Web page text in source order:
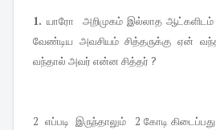
1.யாரோ அறிமுகம் இல்லாத ஆட்களிடம்
வேண்டிய அவசியம் சித்தருக்கு ஏன்
வந்தால் அவர் என்ன சித்தர் ?
2 எப்படி இருந்தாலும் 2 கோடி